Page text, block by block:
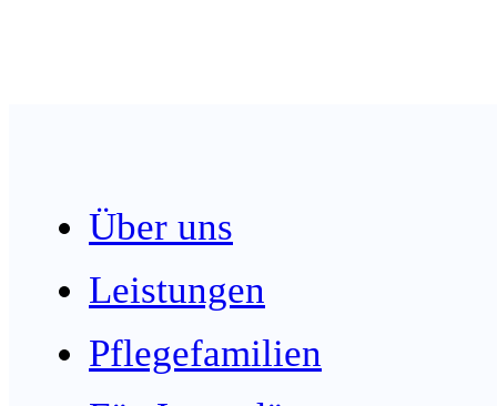
Über uns
Leistungen
Pflegefamilien